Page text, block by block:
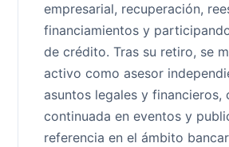
empresarial, recuperación,
financiamientos y
de crédito. Tras su retiro, se
activo como asesor
asuntos legales y financieros,
continuada en eventos y
referencia en el ámbito